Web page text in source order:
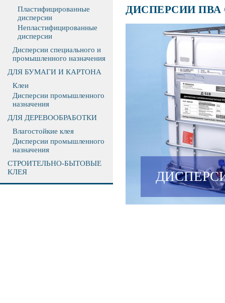
Пластифицированные
дисперсии
Непластифицированные
дисперсии
Дисперсии специального и
промышленного назначения
ДЛЯ БУМАГИ И КАРТОНА
Клеи
Дисперсии промышленного
назначения
ДЛЯ ДЕРЕВООБРАБОТКИ
Влагостойкие клея
Дисперсии промышленного
назначения
СТРОИТЕЛЬНО-БЫТОВЫЕ
КЛЕЯ
ДИСПЕРСИИ